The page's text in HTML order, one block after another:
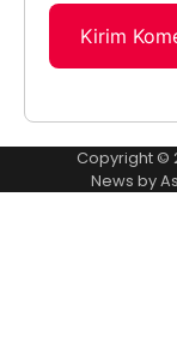
Copyright ©
News by